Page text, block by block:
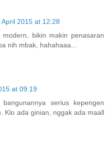
April 2015 at 12:28
bikin makin penasaran
nih mbak, hahahaaa...
at 09:19
serius kepengen
Klo ada ginian, nggak ada maall